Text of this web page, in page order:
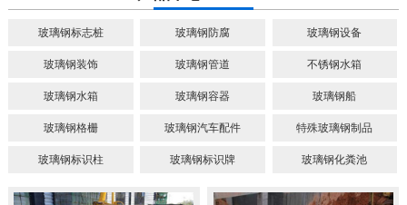
玻璃钢标志桩 玻璃钢防腐 玻璃钢设备
玻璃钢装饰 玻璃钢管道 不锈钢水箱
玻璃钢水箱 玻璃钢容器 玻璃钢船
玻璃钢格栅 玻璃钢汽车配件 特殊玻璃钢制品
玻璃钢标识柱 玻璃钢标识牌 玻璃钢化粪池